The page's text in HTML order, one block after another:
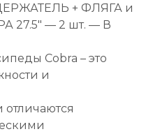
+ ФЛЯГА и
27.5″ — 2 шт. — В
Cobra – это
и